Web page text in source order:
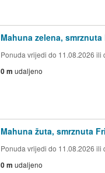
Mahuna zelena, smrznuta
Ponuda vrijedi do 11.08.2026 ili
0 m udaljeno
Mahuna žuta, smrznuta
Ponuda vrijedi do 11.08.2026 ili
0 m udaljeno